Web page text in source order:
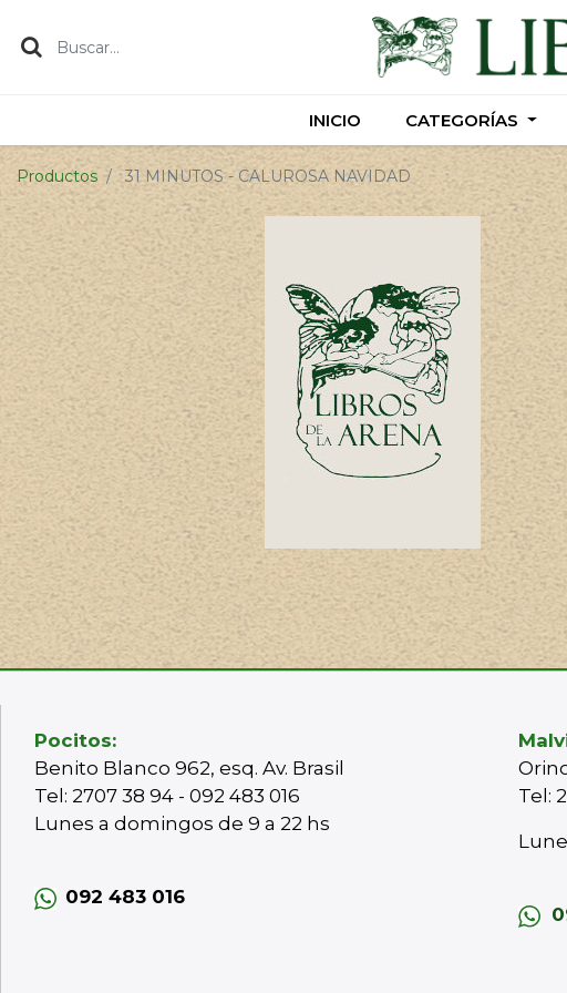
INICIO CATEGORÍAS
INICIO CATEGORÍAS
Productos 31 MINUTOS - CALUROSA NAVIDAD
Pocitos:
Benito Blanco 962, esq. Av. Brasil
Tel: 2707 38 94 - 092 483 016
Lunes a domingos de 9 a 22 hs
092 483 016
Tel: